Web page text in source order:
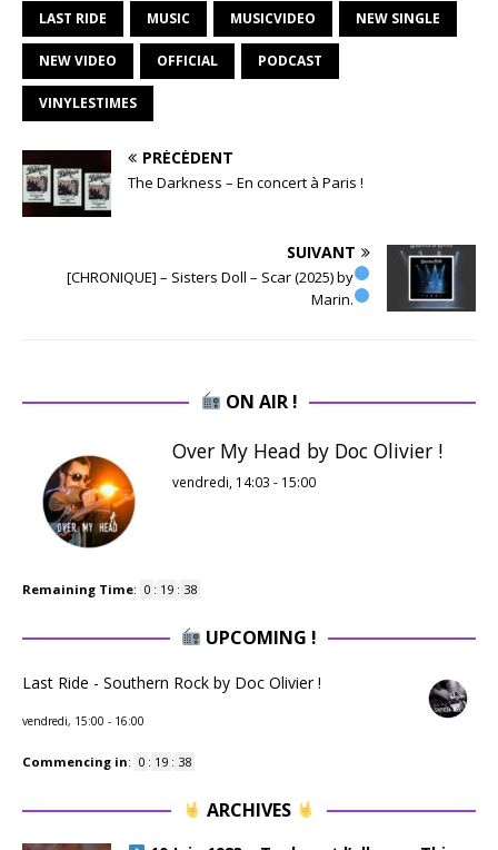
LAST RIDE MUSIC MUSICVIDEO NEW SINGLE
NEW VIDEO OFFICIAL PODCAST
VINYLESTIMES
PRÉCÉDENT
The Darkness – En concert à Paris !
SUIVANT
[CHRONIQUE] – Sisters Doll – Scar (2025) by
Marin.
ON AIR !
Over My Head by Doc Olivier !
vendredi, 14:03 - 15:00
Remaining Time: 0 : 19 : 37
UPCOMING !
Last Ride - Southern Rock by Doc Olivier !
vendredi, 15:00 - 16:00
Commencing in: 0 : 19 : 37
ARCHIVES